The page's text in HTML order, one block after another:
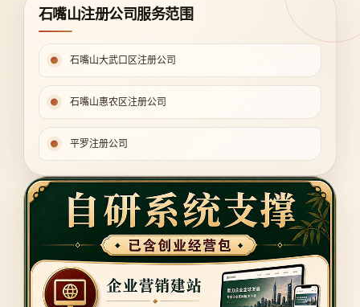
石嘴山注册公司服务范围
石嘴山大武口区注册公司
石嘴山惠农区注册公司
平罗注册公司